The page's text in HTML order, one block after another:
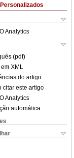
Analytics
(pdf)
XML
do artigo
citar este artigo
Analytics
automática